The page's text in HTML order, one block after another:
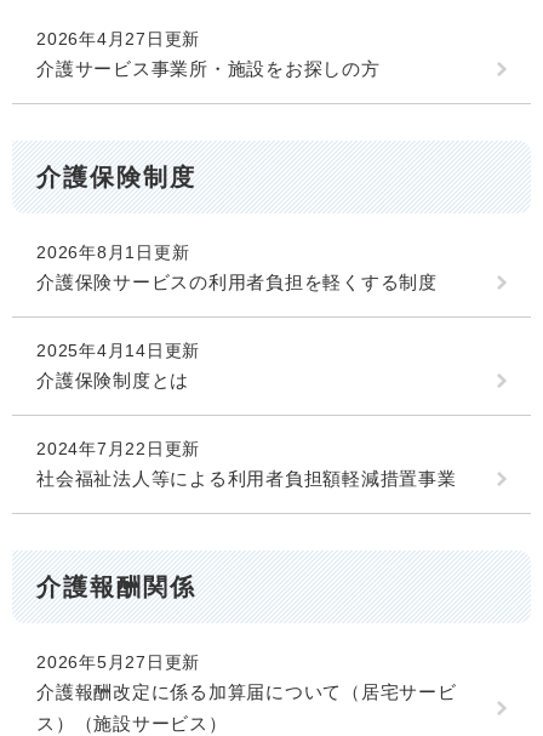
2026年4月27日更新
介護サービス事業所・施設をお探しの方
介護保険制度
2026年8月1日更新
介護保険サービスの利用者負担を軽くする制度
2025年4月14日更新
介護保険制度とは
2024年7月22日更新
社会福祉法人等による利用者負担額軽減措置事業
介護報酬関係
2026年5月27日更新
介護報酬改定に係る加算届について（居宅サービ
ス）（施設サービス）